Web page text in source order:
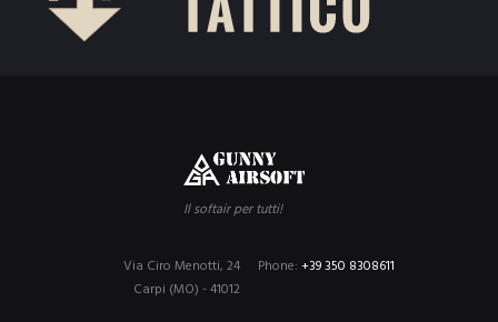
Il softair per tutti!
Phone: +39 350 8308611
Via Ciro Menotti, 24
Carpi (MO) - 41012